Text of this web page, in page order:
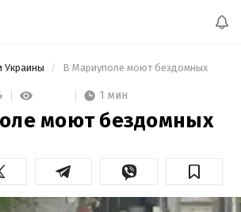
Украины В Мариуполе моют бездомных
1 мин
моют бездомных